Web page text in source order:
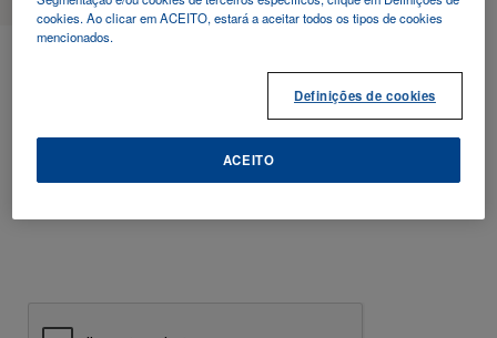
Efpia
Transparency
code
cookies. Ao clicar em ACEITO, estará a aceitar todos os tipos de cookies
mencionados.
Definições de cookies
ACEITO